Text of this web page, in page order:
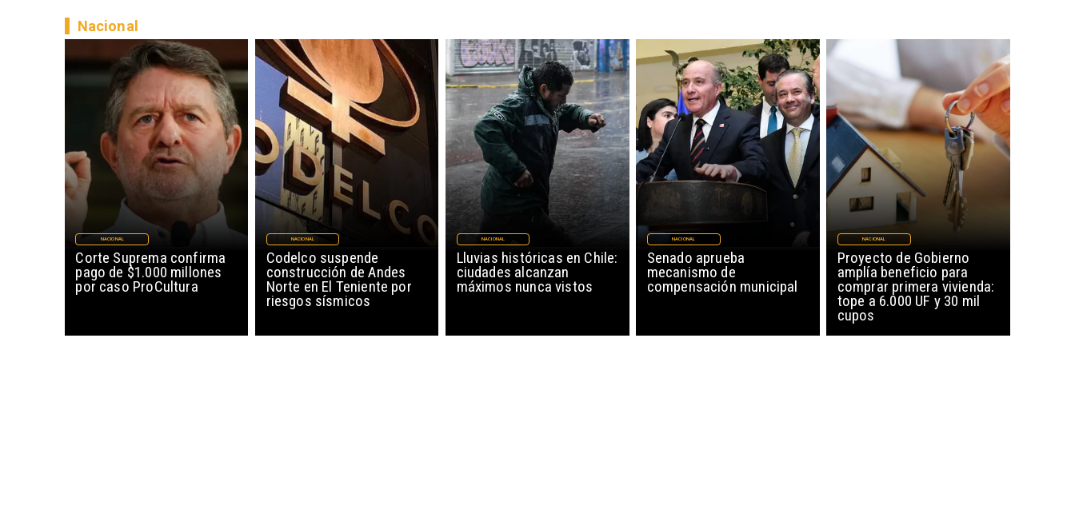
Corte Suprema confirma
pago de $1.000 millones
por caso ProCultura
NACIONAL
Codelco suspende
construcción de Andes
Norte en El Teniente por
riesgos sísmicos
NACIONAL
Lluvias históricas en Chile:
ciudades alcanzan
máximos nunca vistos
NACIONAL
Senado aprueba
mecanismo de
compensación municipal
NACIONAL
Proyecto de Gobierno
amplía beneficio para
comprar primera vivienda:
tope a 6.000 UF y 30 mil
cupos
NACIONAL
Nacional